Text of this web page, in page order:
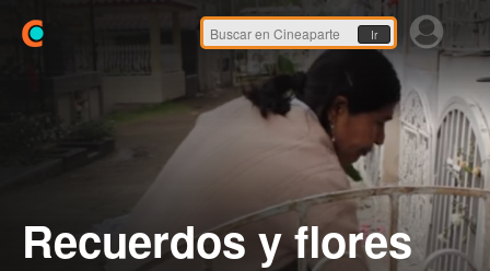
Ir
Recuerdos y flores